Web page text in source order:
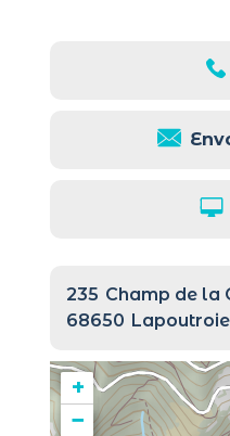
235 Champ de la
68650 Lapoutroie
+
−